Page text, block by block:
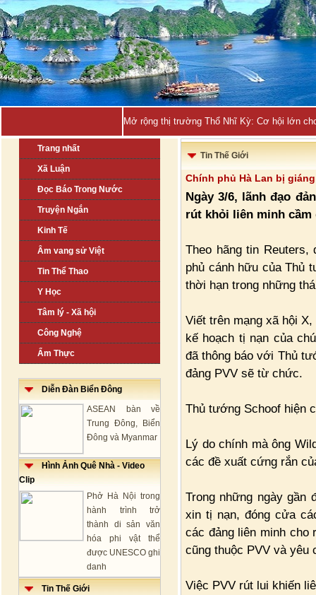
Mở rộng thị trường Thổ Nhĩ Kỳ: Cơ hội lớn
Trang nhất
Xã Luận
Đọc Báo Trong Nước
Truyện Ngắn
Kinh Tế
Âm vang sử Việt
Tin Thể Thao
Y Học
Tâm lý - Xã hội
Công Nghệ
Ẩm Thực
Diễn Đàn Biển Đông
ASEAN bàn về
Trung Đông, Biển
Đông và Myanmar
Hình Ảnh Quê Nhà - Video
Clip
Phở Hà Nội trong
hành trình trở
thành di sản văn
hóa phi vật thể
được UNESCO ghi
danh
Tin Thế Giới
Tin Thế Giới
Chính phủ Hà Lan bị
Ngày 3/6, lãnh đạo
rút khỏi liên minh cầm
Theo hãng tin
phủ cánh hữu của Thủ
thời hạn trong những
Viết trên mạng xã hội
kế hoạch tị nạn của
đã thông báo với Thủ
đảng PVV sẽ từ chức.
Thủ tướng Schoof hiện
Lý do chính mà ông
các đề xuất cứng rắn
Trong những ngày gần
xin tị nạn, đóng cửa
các đảng liên minh cho
cũng thuộc PVV và yêu
Việc PVV rút lui khiến